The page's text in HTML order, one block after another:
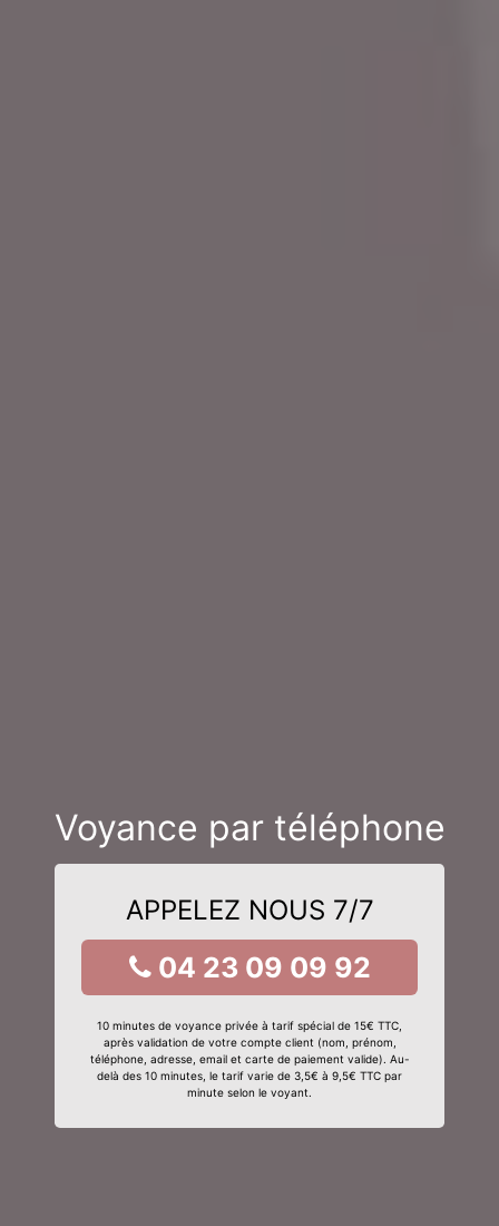
Voyance par téléphone
APPELEZ NOUS 7/7
04 23 09 09 92
10 minutes de voyance privée à tarif spécial de 15€ TTC,
après validation de votre compte client (nom, prénom,
téléphone, adresse, email et carte de paiement valide). Au-
delà des 10 minutes, le tarif varie de 3,5€ à 9,5€ TTC par
minute selon le voyant.